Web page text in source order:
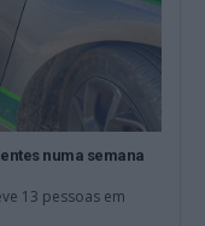
numa semana
13 pessoas em